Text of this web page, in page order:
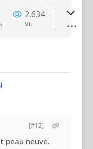
2,634
Vu
[#12]
peau neuve.